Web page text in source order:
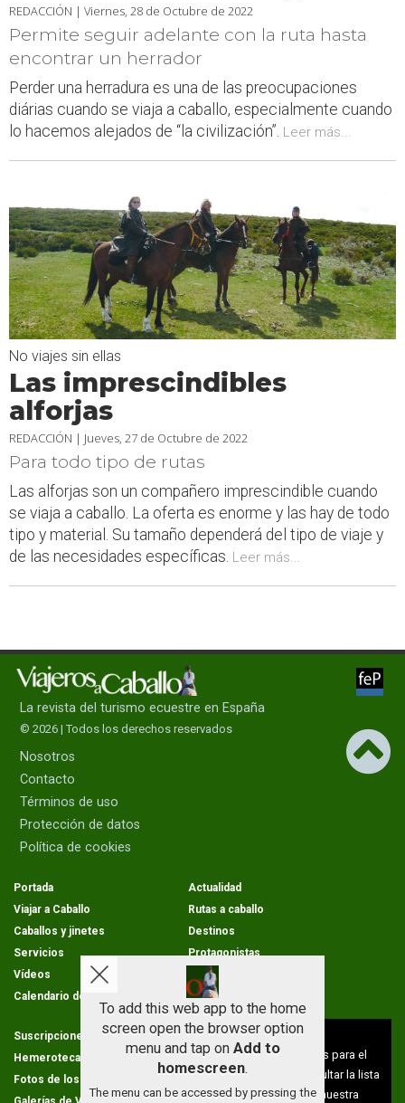
REDACCIÓN | Viernes, 28 de Octubre de 2022
Permite seguir adelante con la ruta hasta
encontrar un herrador
Perder una herradura es una de las preocupaciones
diárias cuando se viaja a caballo, especialmente cuando
lo hacemos alejados de “la civilización”. Leer más...
No viajes sin ellas
Las imprescindibles
alforjas
REDACCIÓN | Jueves, 27 de Octubre de 2022
Para todo tipo de rutas
Las alforjas son un compañero imprescindible cuando
se viaja a caballo. La oferta es enorme y las hay de todo
tipo y material. Su tamaño dependerá del tipo de viaje y
de las necesidades específicas. Leer más...
La revista del turismo ecuestre en España
© 2026 | Todos los derechos reservados
Nosotros
Contacto
Términos de uso
Protección de datos
Política de cookies
Portada
Actualidad
Viajar a Caballo
Rutas a caballo
Caballos y jinetes
Destinos
Servicios
Protagonistas
Vídeos
Opinion
Calendario de rutas
Suscripciones
Condiciones de venta
Hemeroteca
Cartas de los lectores
Fotos de los lectores
To add this web app to the home
screen open the browser option
menu and tap on Add to
homescreen.
The menu can be accessed by pressing the
Aviso sobre el Uso de cookies:
Utilizamos cookies nuestras y de terceros para el
funcionamiento del digital. Puedes consultar la lista
de cookies y como desconectarlas. Ver nuestra